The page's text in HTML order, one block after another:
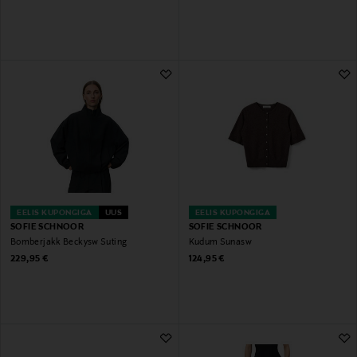
EELIS KUPONGIGA UUS
SOFIE SCHNOOR
Bomberjakk Beckysw Suting
Original Price
229,95 €
EELIS KUPONGIGA
SOFIE SCHNOOR
Kudum Sunasw
Original Price
124,95 €